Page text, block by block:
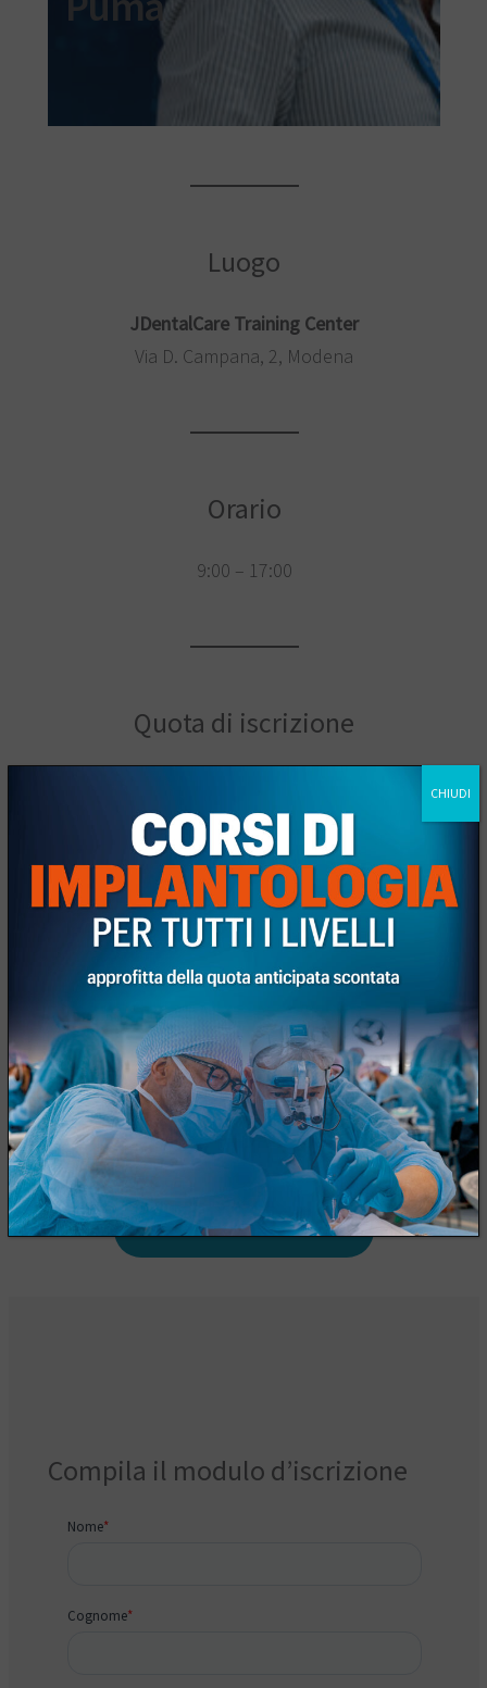
Luogo
JDentalCare Training Center
Via D. Campana, 2, Modena
Orario
9:00 – 17:00
Quota di iscrizione
(entro il 07/03/2026): 270€
+ iva 22%
Tariffa intera: 300€ + iva 22%
La quota di partecipazione include Coffee Break
e Lunch
Scarica la brochure del corso
Richiedi informazione
Compila il modulo d’iscrizione
CHIUDI